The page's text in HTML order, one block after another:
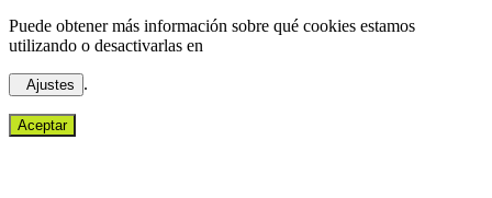
Puede obtener más información sobre qué cookies estamos
utilizando o desactivarlas en
Ajustes .
Aceptar